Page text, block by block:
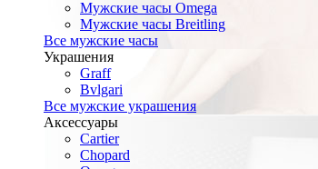
Мужские часы Omega
Мужские часы Breitling
Все мужские часы
Украшения
Graff
Bvlgari
Все мужские украшения
Аксессуары
Cartier
Chopard